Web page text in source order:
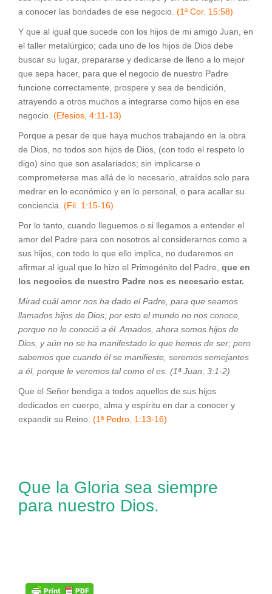
a conocer las bondades de ese negocio. (1ª Cor. 15:58)
Y que al igual que sucede con los hijos de mi amigo Juan, en
el taller metalúrgico; cada uno de los hijos de Dios debe
buscar su lugar, prepararse y dedicarse de lleno a lo mejor
que sepa hacer, para que el negocio de nuestro Padre
funcione correctamente, prospere y sea de bendición,
atrayendo a otros muchos a integrarse como hijos en ese
negocio. (Efesios, 4:11-13)
Porque a pesar de que haya muchos trabajando en la obra
de Dios, no todos son hijos de Dios, (con todo el respeto lo
digo) sino que son asalariados; sin implicarse o
comprometerse mas allá de lo necesario, atraídos solo para
medrar en lo económico y en lo personal, o para acallar su
conciencia. (Fil. 1:15-16)
Por lo tanto, cuando lleguemos o si llegamos a entender el
amor del Padre para con nosotros al considerarnos como a
sus hijos, con todo lo que ello implica, no dudaremos en
afirmar al igual que lo hizo el Primogénito del Padre, que en
los negocios de nuestro Padre nos es necesario estar.
Mirad cuál amor nos ha dado el Padre, para que seamos
llamados hijos de Dios; por esto el mundo no nos conoce,
porque no le conoció a él. Amados, ahora somos hijos de
Dios, y aún no se ha manifestado lo que hemos de ser; pero
sabemos que cuando él se manifieste, seremos semejantes
a él, porque le veremos tal como el es. (1ª Juan, 3:1-2)
Que el Señor bendiga a todos aquellos de sus hijos
dedicados en cuerpo, alma y espíritu en dar a conocer y
expandir su Reino. (1ª Pedro, 1:13-16)
Que la Gloria sea siempre
para nuestro Dios.